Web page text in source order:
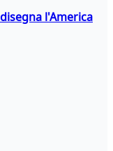
l'America